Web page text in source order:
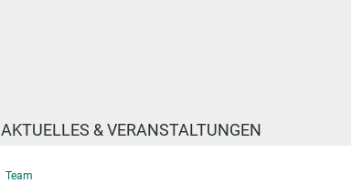
AKTUELLES & VERANSTALTUNGEN
Team